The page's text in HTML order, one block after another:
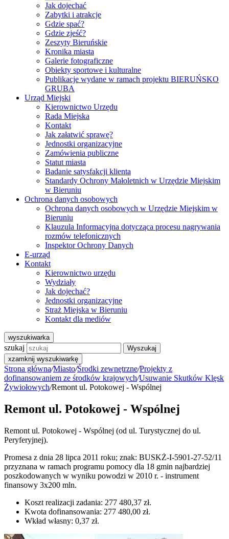
Jak dojechać
Zabytki i atrakcje
Gdzie spać?
Gdzie zjeść?
Zeszyty Bieruńskie
Kronika miasta
Galerie fotograficzne
Obiekty sportowe i kulturalne
Publikacje wydane w ramach projektu BIERUŃSKO
GRUBA
Urząd Miejski
Kierownictwo Urzędu
Rada Miejska
Kontakt
Jak załatwić sprawę?
Jednostki organizacyjne
Zamówienia publiczne
Statut miasta
Badanie satysfakcji klienta
Standardy Ochrony Małoletnich w Urzędzie Miejskim
w Bieruniu
Ochrona danych osobowych
Ochrona danych osobowych w Urzędzie Miejskim w
Bieruniu
Klauzula Informacyjna dotycząca procesu nagrywania
rozmów telefonicznych
Inspektor Ochrony Danych
E-urząd
Kontakt
Kierownictwo urzędu
Wydziały
Jak dojechać?
Jednostki organizacyjne
Straż Miejska w Bieruniu
Kontakt dla mediów
wyszukiwarka
szukaj
Wyszukaj
xzamknij wyszukiwarkę
Strona główna/Miasto/Środki zewnętrzne/Projekty z
dofinansowaniem ze środków krajowych/Usuwanie Skutków Klęsk
Żywiołowych/Remont ul. Potokowej - Wspólnej
Remont ul. Potokowej - Wspólnej
Remont ul. Potokowej - Wspólnej (od ul. Turystycznej do ul.
Peryferyjnej).
Promesa z dnia 28 lipca 2011 roku; znak: BUSKŻ-I-5901-27-52/11
przyznana w ramach programu pomocy dla 18 gmin najbardziej
poszkodowanych w wyniku powodzi w 2010 r. - instrument
finansowy 3x200 mln.
Koszt realizacji zadania: 277 480,37 zł.
Kwota dofinansowania: 277 480,00 zł.
Wkład własny: 0,37 zł.